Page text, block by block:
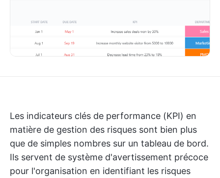
Les indicateurs clés de performance (KPI) en
matière de gestion des risques sont bien plus
que de simples nombres sur un tableau de bord.
Ils servent de système d'avertissement précoce
pour l'organisation en identifiant les risques